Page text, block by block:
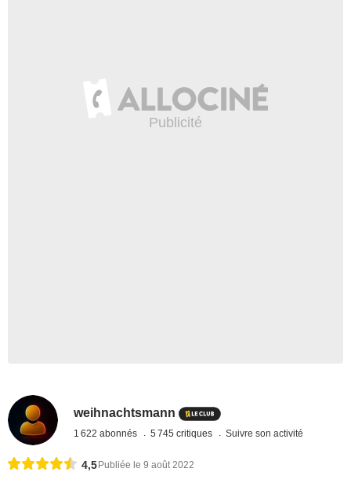
weihnachtsmann
1 622 abonnés 5 745 critiques Suivre son activité
4,5 Publiée le 9 août 2022